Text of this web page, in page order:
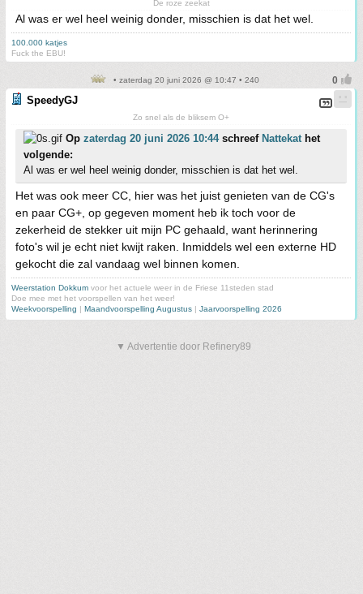
De roze zeekat
Al was er wel heel weinig donder, misschien is dat het wel.
100.000 katjes
Fuck the EBU!
• zaterdag 20 juni 2026 @ 10:47 • 240
SpeedyGJ
Zo snel als de bliksem O+
Op zaterdag 20 juni 2026 10:44schreef Nattekat het
volgende:
Al was er wel heel weinig donder, misschien is dat het wel.
Het was ook meer CC, hier was het juist genieten van de CG's
en paar CG+, op gegeven moment heb ik toch voor de
zekerheid de stekker uit mijn PC gehaald, want herinnering
foto's wil je echt niet kwijt raken. Inmiddels wel een externe HD
gekocht die zal vandaag wel binnen komen.
Weerstation Dokkum voor het actuele weer in de Friese 11steden stad
Doe mee met het voorspellen van het weer!
Weekvoorspelling | Maandvoorspelling Augustus | Jaarvoorspelling 2026
▼ Advertentie door Refinery89